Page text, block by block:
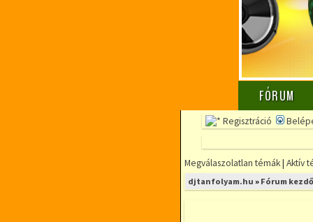
FÓRUM
Regisztráció
Megválaszolatlan témák| Aktív
djtanfolyam.hu » Fórum